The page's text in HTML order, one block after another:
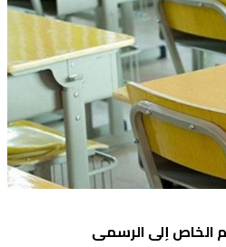
الخاص إلى الرسمي